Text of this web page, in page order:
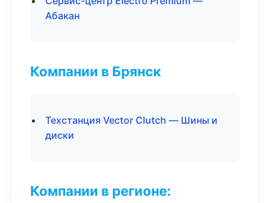
Абакан
Компании в Брянск
Техстанция Vector Clutch — Шины и
диски
Компании в регионе: